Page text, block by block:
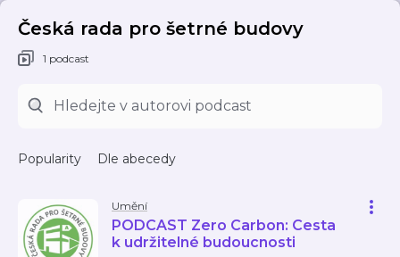
Česká rada pro šetrné budovy
1 podcast
Popularity Dle abecedy
Umění
PODCAST Zero Carbon: Cesta
k udržitelné budoucnosti